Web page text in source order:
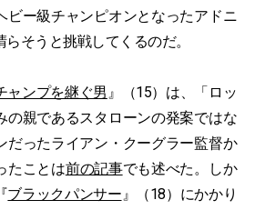
ビー級チャンピオンとなったアドニ
そうと挑戦してくるのだ。
ンプを継ぐ男 』（15）は、「ロッ
の親であるスタローンの発案ではな
だったライアン・クーグラー監督か
たことは前の記事でも述べた。しか
ブラックパンサー』（18）にかかり